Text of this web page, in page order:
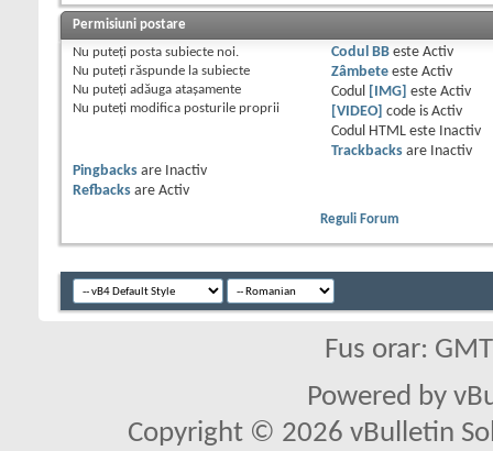
Permisiuni postare
Nu puteţi posta subiecte noi.
Nu puteţi răspunde la subiecte
Nu puteţi adăuga ataşamente
Nu puteţi modifica posturile proprii
Codul BBeste Activ
Zâmbeteeste Activ
Codul
[IMG] este Activ
[VIDEO]
code is Activ
Codul HTML este
Inactiv
Trackbacksare
Inactiv
Pingbacks are
Inactiv
Refbacks are Activ
Reguli Forum
Fus orar:
Powered by
Copyright © 2026 vBulletin